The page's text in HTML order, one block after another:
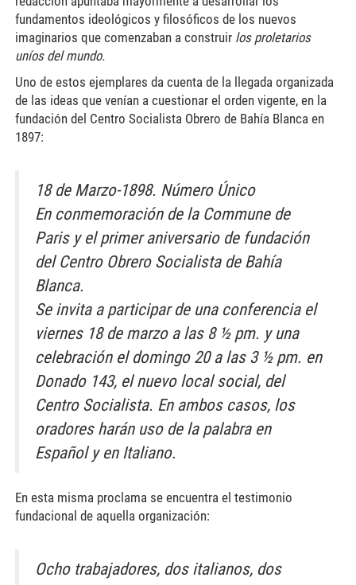
fundamentos ideológicos y filosóficos de los nuevos
imaginarios que comenzaban a construir los proletarios
uníos del mundo.
Uno de estos ejemplares da cuenta de la llegada organizada
de las ideas que venían a cuestionar el orden vigente, en la
fundación del Centro Socialista Obrero de Bahía Blanca en
1897:
18 de Marzo-1898. Número Único
En conmemoración de la Commune de
Paris y el primer aniversario de fundación
del Centro Obrero Socialista de Bahía
Blanca.
Se invita a participar de una conferencia el
viernes 18 de marzo a las 8 ½ pm. y una
celebración el domingo 20 a las 3 ½ pm. en
Donado 143, el nuevo local social, del
Centro Socialista. En ambos casos, los
oradores harán uso de la palabra en
Español y en Italiano.
En esta misma proclama se encuentra el testimonio
fundacional de aquella organización:
Ocho trabajadores, dos italianos, dos